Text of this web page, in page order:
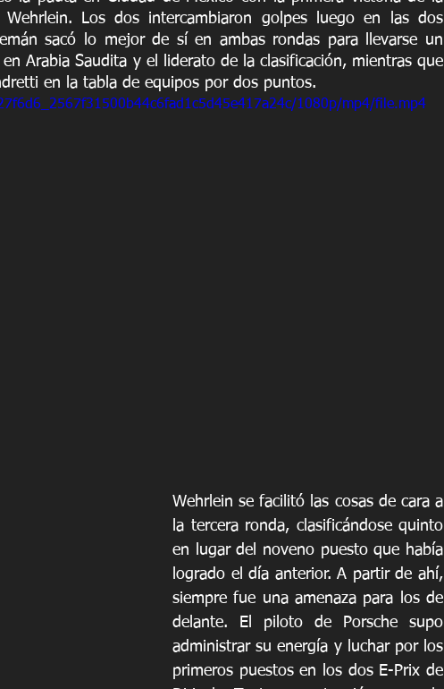
Los dos intercambiaron golpes luego en las dos
sacó lo mejor de sí en ambas rondas para llevarse un
Arabia Saudita y el liderato de la clasificación, mientras que
en la tabla de equipos por dos puntos.
1080p/mp4/file.mp4
Wehrlein se facilitó las cosas de cara a
la tercera ronda, clasificándose quinto
en lugar del noveno puesto que había
logrado el día anterior. A partir de ahí,
siempre fue una amenaza para los de
delante. El piloto de Porsche supo
administrar su energía y luchar por los
primeros puestos en los dos E-Prix de